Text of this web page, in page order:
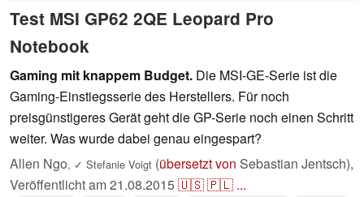
Test MSI GP62 2QE Leopard Pro
Notebook
Gaming mit knappem Budget. Die MSI-GE-Serie ist die
Gaming-Einstiegsserie des Herstellers. Für noch
preisgünstigeres Gerät geht die GP-Serie noch einen Schritt
weiter. Was wurde dabei genau eingespart?
Allen Ngo, ✓ Stefanie Voigt (übersetzt von Sebastian Jentsch),
Veröffentlicht am21.08.2015🇺🇸🇵🇱 ...